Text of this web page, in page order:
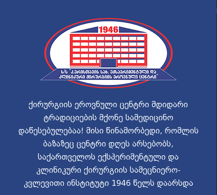
ქირურგიის ეროვნული ცენტრი მდიდარი
ტრადიციების მქონე სამედიცინო
დაწესებულებაა! მისი წინამორბედი, რომლის
ბაზაზეც ცენტრი დღეს არსებობს,
საქართველოს ექსპერიმენტული და
კლინიკური ქირურგიის სამეცნიერო-
კვლევითი ინსტიტუტი 1946 წელს დაარსდა